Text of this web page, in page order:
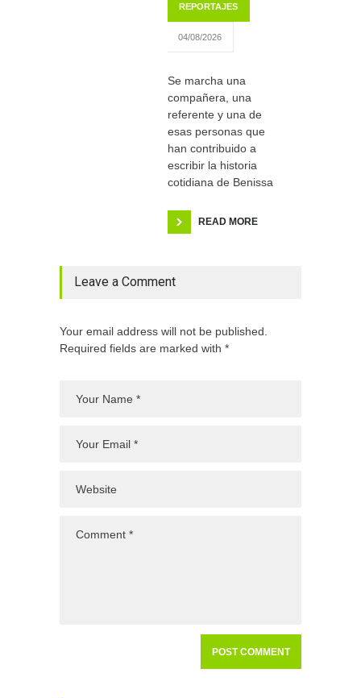
REPORTAJES
04/08/2026
Se marcha una
compañera, una
referente y una de
esas personas que
han contribuido a
escribir la historia
cotidiana de Benissa
READ MORE
Leave a Comment
Your email address will not be published.
Required fields are marked with *